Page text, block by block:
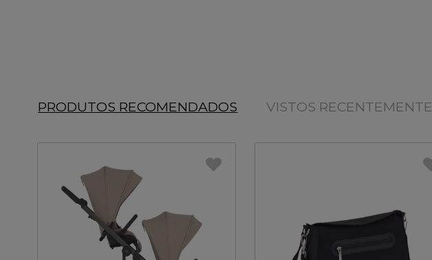
PRODUTOS RECOMENDADOS VISTOS RECENTEMENTE